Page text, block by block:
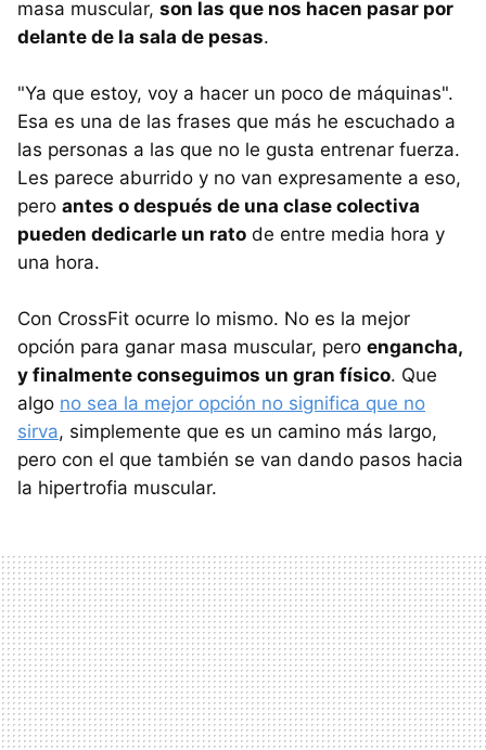
masa muscular, son las que nos hacen pasar por
delante de la sala de pesas.
"Ya que estoy, voy a hacer un poco de máquinas".
Esa es una de las frases que más he escuchado a
las personas a las que no le gusta entrenar fuerza.
Les parece aburrido y no van expresamente a eso,
pero antes o después de una clase colectiva
pueden dedicarle un rato de entre media hora y
una hora.
Con CrossFit ocurre lo mismo. No es la mejor
opción para ganar masa muscular, pero engancha,
y finalmente conseguimos un gran físico. Que
algo no sea la mejor opción no significa que no
sirva, simplemente que es un camino más largo,
pero con el que también se van dando pasos hacia
la hipertrofia muscular.